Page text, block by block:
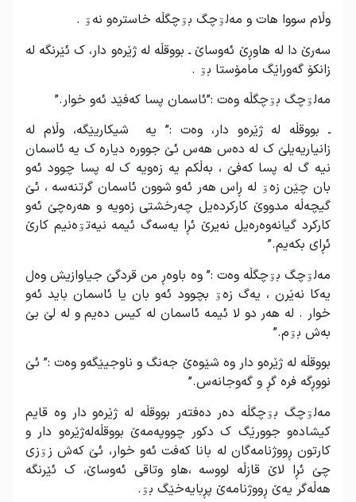
وڵام سووا هات و مەلۊچگ بۊچگڵە خاسترەو نەۊ .
سەرێ دا لە هاوڕێ ئەوساێ ـ بووقڵە لە ژێرەو دار، ک ئێرنگە لە
زانکۆ گەوراێگ مامۆستا بۊ .
مەلۊچگ بۊچگڵە وەت :”ئاسمان پسا کەفێد ئەو خوار.”
ـ بووقڵە لە ژێرەو دار، وەت :” یە شیکاریێگە، وڵام لە
زانیاریەیلێ ک لە دەس هەس ئێ جوورە دیارە ک یە ئاسمان
نیە گ لە پسا کەفێ ، بەڵکم یە زەویە ک لە پسا چوود ئەو
بان چێن زەۊ لە ڕاس هەر ئەو شوون ئاسمان گرتنەسە ، ئێ
گیچەڵە مدووێ کارکردەیل چەرخشتی زەویە و هەرەچێ ئەو
کارکرد گیانەوەرەیل نەیرێ ئڕا یەسەگ ئیمە نیەتۊەنیم کارێ
ئڕای بکەیم.”
مەلۊچگ بۊچگڵە وەت :” وە باوەڕ من قردگێ جیاوازیش وەل
یەکا نەێرن ، یەگ زەۊ بچوود ئەو بان یا ئاسمان باید ئەو
خوار . لە هەر دو لا ئیمە ئاسمان لە کیس دەیم و لە لێ بێ
بەش بۊم.”
بووقڵە لە ژێرەو دار وە شێوەێ جەنگ و ناوجیێگەو وەت :” ئێ
نووڕگە فرە گڕ و گەوجانەس.”
مەلۊچگ بۊچگڵە دەر دەفتەر بووقڵە لە ژێرەو دار وە قایم
کیشادەو جوورێگ ک دکور چووپەمەێ بووقڵەلەژێرەو دار و
کارتون ڕووژنامەگان لە بانا کەفت ئەو خوار، ئێ کەش زۊزی
چێ ئڕا لاێ قازڵە لووسە ،هاو وتاقی ئەوساێ، ک ئێرنگە
هەڵەگر یەێ ڕووژنامەێ پڕبایەخێگ بۊ.